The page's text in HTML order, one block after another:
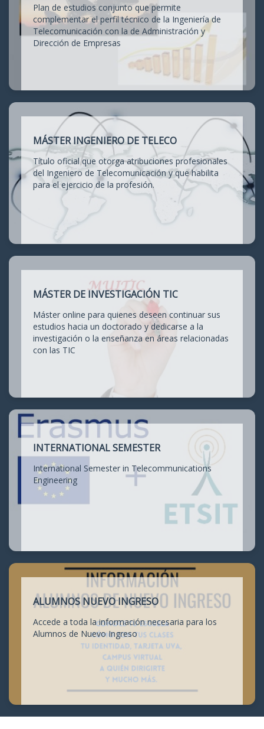
Plan de estudios conjunto que permite
complementar el perfil técnico de la Ingeniería de
Telecomunicación con la de Administración y
Dirección de Empresas
MÁSTER INGENIERO DE TELECO
Título oficial que otorga atribuciones profesionales
del Ingeniero de Telecomunicación y que habilita
para el ejercicio de la profesión.
MÁSTER DE INVESTIGACIÓN TIC
Máster online para quienes deseen continuar sus
estudios hacia un doctorado y dedicarse a la
investigación o la enseñanza en áreas relacionadas
con las TIC
INTERNATIONAL SEMESTER
International Semester in Telecommunications
Engineering
ALUMNOS NUEVO INGRESO
Accede a toda la información necesaria para los
Alumnos de Nuevo Ingreso